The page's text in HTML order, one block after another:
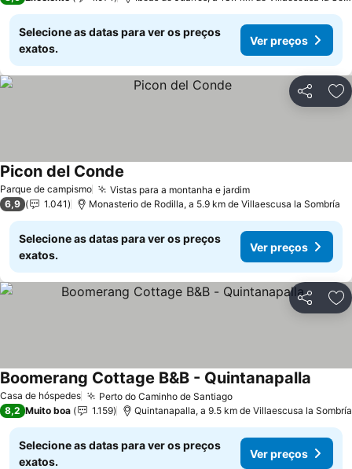
Selecione as datas para ver os preços
exatos.
Ver preços
Partilhar
Parque de campismo Vistas para a montanha e jardimVer preços
Picon del Conde
6,9 1.041 Monasterio de Rodilla, a 5.9 km de Villaescusa la Sombría
Selecione as datas para ver os preços
exatos.
Ver preços
Partilhar
Casa de hóspedes Perto do Caminho de SantiagoVer preços
Boomerang Cottage B&B - Quintanapalla
8,2 Muito boa 1.159 Quintanapalla, a 9.5 km de Villaescusa la Sombría
Selecione as datas para ver os preços
exatos.
Ver preços